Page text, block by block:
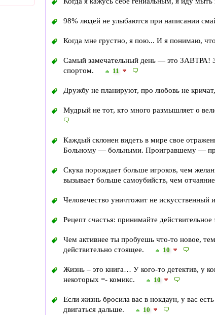
98% людей не улыбаются при написании
Когда мне грустно, я пою... И я понимаю,
Самый замечательный день — это ЗАВТРА!
спортом.
11
Дружбу не планируют, про любовь не
Мудрый не тот, кто много размышляет о
Каждый склонен видеть в мире свое
Больному — больными. Проигравшему —
Скука порождает больше игроков, чем
вызывает больше самоубийств, чем
Человечество уничтожит не искусственный
Рецепт счастья: принимайте действительное
Чем активнее ты пробуешь что-то новое,
действительно стоящее.
10
Жизнь – это книга… У кого-то детектив, у
некоторых =- комикс.
10
Если жизнь бросила вас в нокдаун, у вас
двигаться дальше.
10